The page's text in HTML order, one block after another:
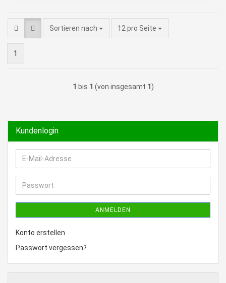
Sortieren nach 12 pro Seite
pro Seite
1
1 bis 1 (von insgesamt 1 )
Kundenlogin
E-
Mail-
Adresse
Passwort
ANMELDEN
Konto erstellen
Passwort vergessen?